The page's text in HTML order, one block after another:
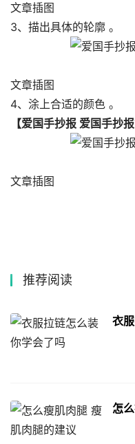
文章插图
3、描出具体的轮廓 。
文章插图
4、涂上合适的颜色 。
【爱国手抄报 爱国手抄
文章插图
推荐阅读
衣
怎